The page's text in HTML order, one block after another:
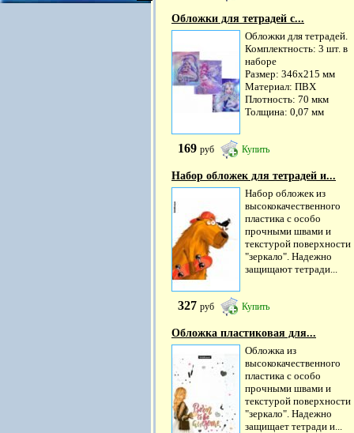
Обложки для тетрадей с...
Обложки для тетрадей.
Комплектность: 3 шт. в
наборе
Размер: 346х215 мм
Материал: ПВХ
Плотность: 70 мкм
Толщина: 0,07 мм
169 руб Купить
Набор обложек для тетрадей и...
Набор обложек из
высококачественного
пластика с особо
прочными швами и
текстурой поверхности
"зеркало". Надежно
защищают тетради...
327 руб Купить
Обложка пластиковая для...
Обложка из
высококачественного
пластика с особо
прочными швами и
текстурой поверхности
"зеркало". Надежно
защищает тетради и...